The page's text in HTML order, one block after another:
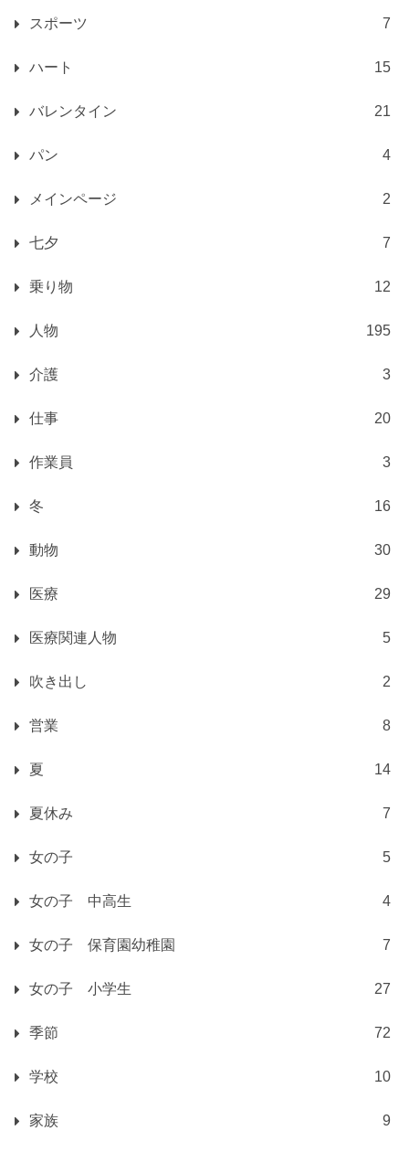
スポーツ 7
ハート 15
バレンタイン 21
パン 4
メインページ 2
七夕 7
乗り物 12
人物 195
介護 3
仕事 20
作業員 3
冬 16
動物 30
医療 29
医療関連人物 5
吹き出し 2
営業 8
夏 14
夏休み 7
女の子 5
女の子 中高生 4
女の子 保育園幼稚園 7
女の子 小学生 27
季節 72
学校 10
家族 9